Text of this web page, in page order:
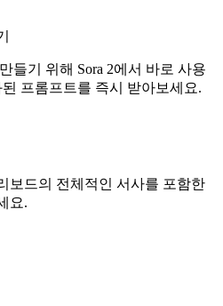
들기 위해 Sora 2에서 바로 사용
프롬프트를 즉시 받아보세요.
보드의 전체적인 서사를 포함한
요.